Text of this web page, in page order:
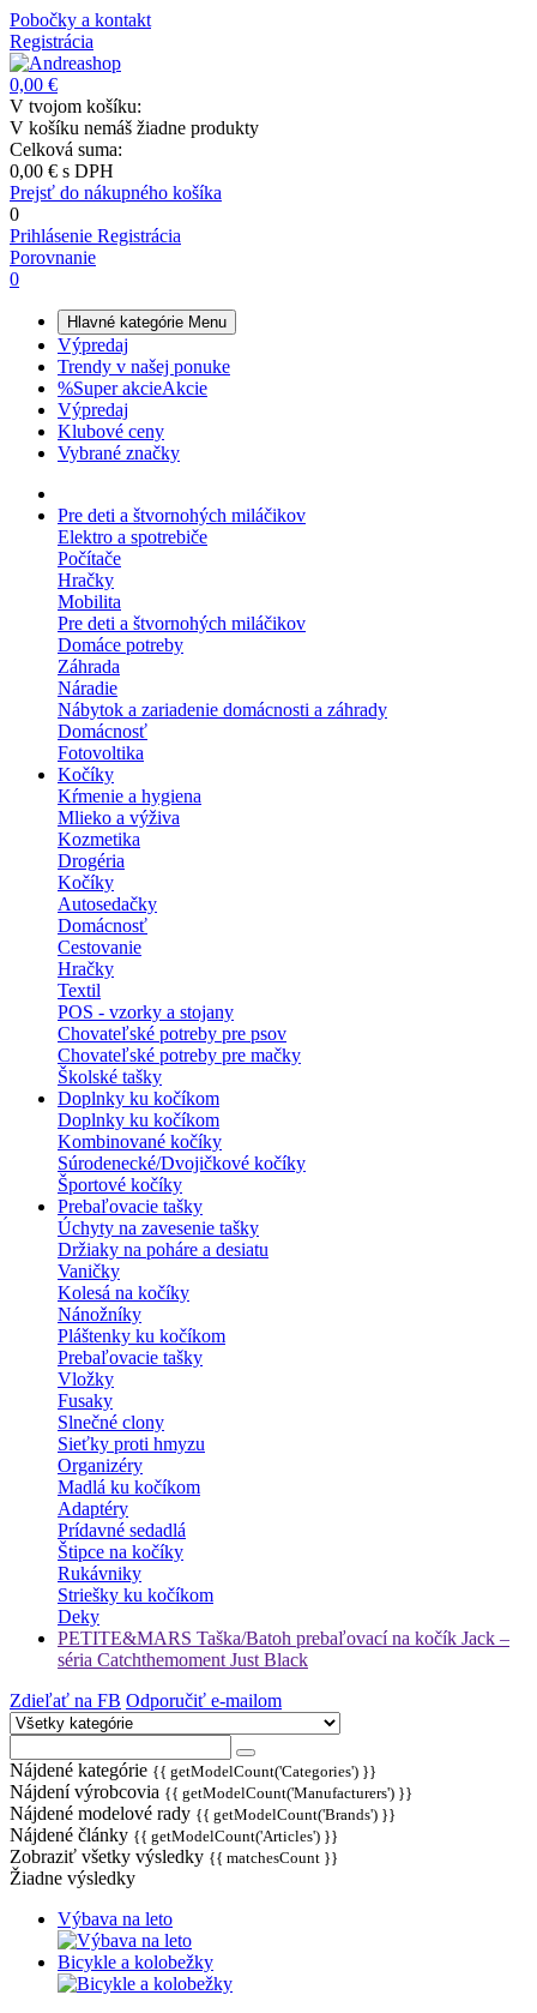
Pobočky a kontakt
Registrácia
0,00 €
V tvojom košíku:
V košíku nemáš žiadne produkty
Celková suma:
0,00 € s DPH
Prejsť do nákupného košíka
0
Prihlásenie Registrácia
Porovnanie
0
Hlavné kategórie Menu
Výpredaj
Trendy v našej ponuke
%Super akcieAkcie
Výpredaj
Klubové ceny
Vybrané značky
Pre deti a štvornohých miláčikov
Elektro a spotrebiče
Počítače
Hračky
Mobilita
Pre deti a štvornohých miláčikov
Domáce potreby
Záhrada
Náradie
Nábytok a zariadenie domácnosti a záhrady
Domácnosť
Fotovoltika
Kočíky
Kŕmenie a hygiena
Mlieko a výživa
Kozmetika
Drogéria
Kočíky
Autosedačky
Domácnosť
Cestovanie
Hračky
Textil
POS - vzorky a stojany
Chovateľské potreby pre psov
Chovateľské potreby pre mačky
Školské tašky
Doplnky ku kočíkom
Doplnky ku kočíkom
Kombinované kočíky
Súrodenecké/Dvojičkové kočíky
Športové kočíky
Prebaľovacie tašky
Úchyty na zavesenie tašky
Držiaky na poháre a desiatu
Vaničky
Kolesá na kočíky
Nánožníky
Pláštenky ku kočíkom
Prebaľovacie tašky
Vložky
Fusaky
Slnečné clony
Sieťky proti hmyzu
Organizéry
Madlá ku kočíkom
Adaptéry
Prídavné sedadlá
Štipce na kočíky
Rukávniky
Striešky ku kočíkom
Deky
PETITE&MARS Taška/Batoh prebaľovací na kočík Jack –
séria Catchthemoment Just Black
Zdieľať na FB Odporučiť e-mailom
Nájdené kategórie {{ getModelCount('Categories') }}
Nájdení výrobcovia {{ getModelCount('Manufacturers') }}
Nájdené modelové rady {{ getModelCount('Brands') }}
Nájdené články {{ getModelCount('Articles') }}
Zobraziť všetky výsledky {{ matchesCount }}
Žiadne výsledky
Výbava na leto
Bicykle a kolobežky